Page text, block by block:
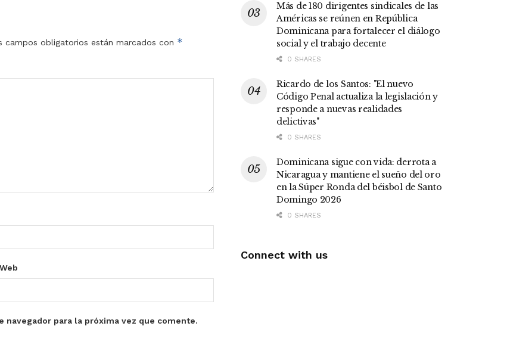
campos obligatorios están marcados con *
Web
para la próxima vez que comente.
Más de 180 dirigentes sindicales de las
Américas se reúnen en República
Dominicana para fortalecer el diálogo
social y el trabajo decente
0 SHARES
Ricardo de los Santos: "El nuevo
Código Penal actualiza la legislación y
responde a nuevas realidades
delictivas"
0 SHARES
Dominicana sigue con vida: derrota a
Nicaragua y mantiene el sueño del oro
en la Súper Ronda del béisbol de Santo
Domingo 2026
0 SHARES
Connect with us